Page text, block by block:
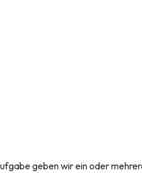
geben wir ein oder